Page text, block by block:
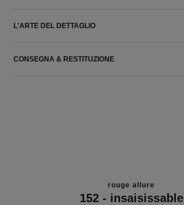
L'ARTE DEL DETTAGLIO
CONSEGNA & RESTITUZIONE
rouge allure
152 - insaisissable